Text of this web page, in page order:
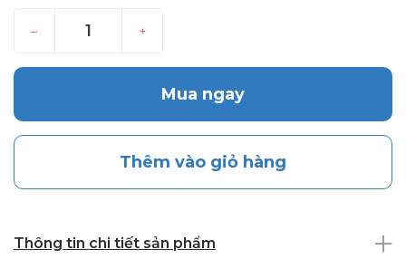
– +
Mua ngay
Thêm vào giỏ hàng
Thông tin chi tiết sản phẩm